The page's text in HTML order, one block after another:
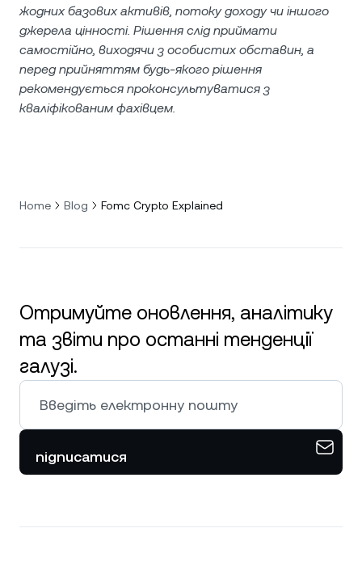
жодних базових активів, потоку доходу чи іншого
джерела цінності. Рішення слід приймати
самостійно, виходячи з особистих обставин, а
перед прийняттям будь-якого рішення
рекомендується проконсультуватися з
кваліфікованим фахівцем.
Home Blog Fomc Crypto Explained
Отримуйте оновлення, аналітику
та звіти про останні тенденції
галузі.
підписатися